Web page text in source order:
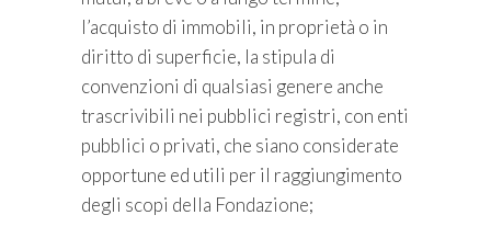
l’acquisto di immobili, in proprietà o in
diritto di superficie, la stipula di
convenzioni di qualsiasi genere anche
trascrivibili nei pubblici registri, con enti
pubblici o privati, che siano considerate
opportune ed utili per il raggiungi­mento
degli scopi della Fondazione;